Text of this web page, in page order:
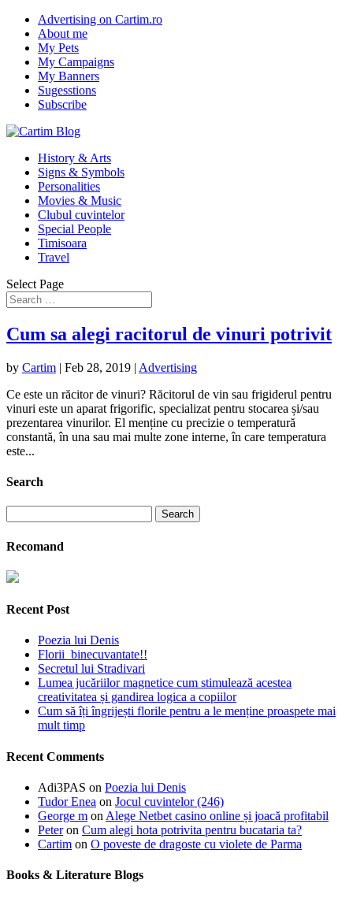
Advertising on Cartim.ro
About me
My Pets
My Campaigns
My Banners
Sugesstions
Subscribe
History & Arts
Signs & Symbols
Personalities
Movies & Music
Clubul cuvintelor
Special People
Timisoara
Travel
Select Page
Cum sa alegi racitorul de vinuri potrivit
by Cartim | Feb 28, 2019 | Advertising
Ce este un răcitor de vinuri? Răcitorul de vin sau frigiderul pentru
vinuri este un aparat frigorific, specializat pentru stocarea și/sau
prezentarea vinurilor. El menține cu precizie o temperatură
constantă, în una sau mai multe zone interne, în care temperatura
este...
Search
for:
Recomand
Recent Post
Poezia lui Denis
Florii binecuvantate!!
Secretul lui Stradivari
Lumea jucăriilor magnetice cum stimulează acestea
creativitatea și gandirea logica a copiilor
Cum să îți îngrijești florile pentru a le menține proaspete mai
mult timp
Recent Comments
Adi3PAS on Poezia lui Denis
Tudor Enea on Jocul cuvintelor (246)
George m on Alege Netbet casino online și joacă profitabil
Peteron Cum alegi hota potrivita pentru bucataria ta?
Cartim on O poveste de dragoste cu violete de Parma
Books & Literature Blogs